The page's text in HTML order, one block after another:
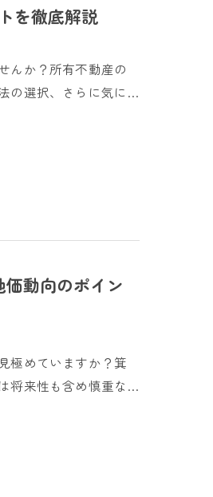
を徹底解説
んか？所有不動産の
の選択、さらに気に…
動向のポイン
極めていますか？箕
将来性も含め慎重な…